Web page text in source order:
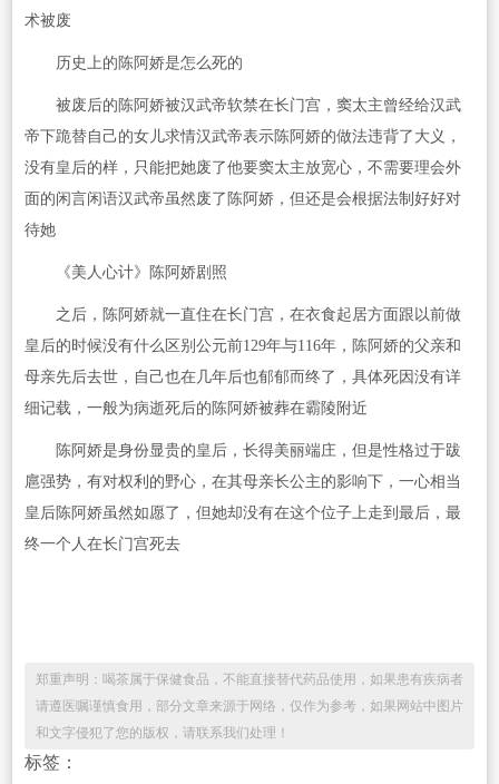
术被废
历史上的陈阿娇是怎么死的
被废后的陈阿娇被汉武帝软禁在长门宫，窦太主曾经给汉武
帝下跪替自己的女儿求情汉武帝表示陈阿娇的做法违背了大义，
没有皇后的样，只能把她废了他要窦太主放宽心，不需要理会外
面的闲言闲语汉武帝虽然废了陈阿娇，但还是会根据法制好好对
待她
《美人心计》陈阿娇剧照
之后，陈阿娇就一直住在长门宫，在衣食起居方面跟以前做
皇后的时候没有什么区别公元前129年与116年，陈阿娇的父亲和
母亲先后去世，自己也在几年后也郁郁而终了，具体死因没有详
细记载，一般为病逝死后的陈阿娇被葬在霸陵附近
陈阿娇是身份显贵的皇后，长得美丽端庄，但是性格过于跋
扈强势，有对权利的野心，在其母亲长公主的影响下，一心相当
皇后陈阿娇虽然如愿了，但她却没有在这个位子上走到最后，最
终一个人在长门宫死去
郑重声明：喝茶属于保健食品，不能直接替代药品使用，如果患有疾病者
请遵医嘱谨慎食用，部分文章来源于网络，仅作为参考，如果网站中图片
和文字侵犯了您的版权，请联系我们处理！
标签：